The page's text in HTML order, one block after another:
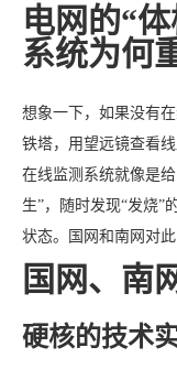
电网的“
系统为何
想象一下，如果没有
铁塔，用望远镜查看
在线监测系统就像是
生”，随时发现“发烧”
状态。国网和南网对
国网、南
硬核的技术